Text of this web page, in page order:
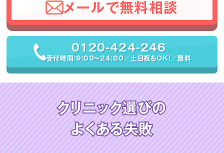
メールで無料相談
0120-424-246
受付時間：9:00〜24:00／土日祝もOK！／無料
クリニック選びの
よくある失敗